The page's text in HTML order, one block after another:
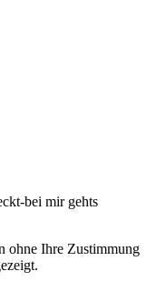
bei mir gehts
ohne Ihre Zustimmung